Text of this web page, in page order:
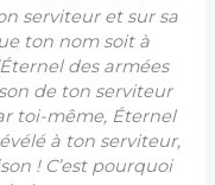
serviteur et sur sa
ton nom soit à
des armées
de ton serviteur
toi-même, Éternel
à ton serviteur,
! C’est pourquoi